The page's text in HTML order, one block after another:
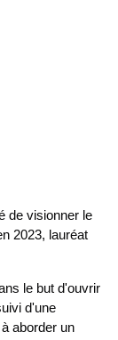
de visionner le
2023, lauréat
le but d'ouvrir
d'une
aborder un